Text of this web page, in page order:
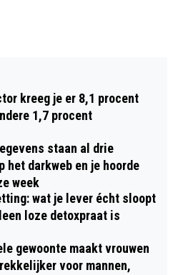
kreeg je er 8,1 procent
1,7 procent
staan al drie
het darkweb en je hoorde
week
wat je lever écht sloopt
loze detoxpraat is
gewoonte maakt vrouwen
voor mannen,